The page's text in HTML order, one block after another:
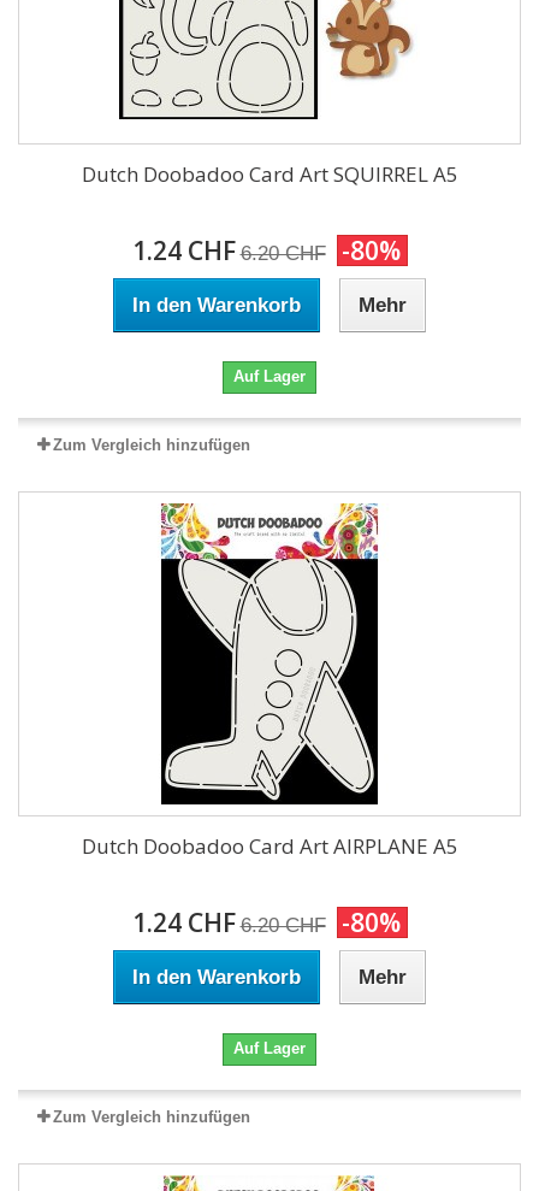
Dutch Doobadoo Card Art SQUIRREL A5
1.24 CHF 6.20 CHF -80%
In den Warenkorb Mehr
Auf Lager
Zum Vergleich hinzufügen
Dutch Doobadoo Card Art AIRPLANE A5
1.24 CHF 6.20 CHF -80%
In den Warenkorb Mehr
Auf Lager
Zum Vergleich hinzufügen